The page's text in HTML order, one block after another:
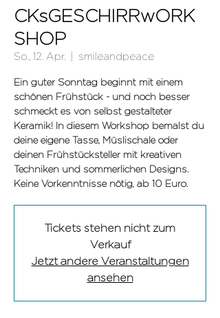
CKsGESCHIRRwORK
SHOP
So., 12. Apr. smileandpeace
Ein guter Sonntag beginnt mit einem
schönen Frühstück - und noch besser
schmeckt es von selbst gestalteter
Keramik! In diesem Workshop bemalst du
deine eigene Tasse, Müslischale oder
deinen Frühstücksteller mit kreativen
Techniken und sommerlichen Designs.
Keine Vorkenntnisse nötig, ab 10 Euro.
Tickets stehen nicht zum
Verkauf
Jetzt andere Veranstaltungen
ansehen